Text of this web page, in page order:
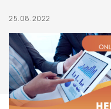
25.08.2022